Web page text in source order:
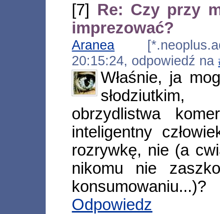
[7] Re: Czy przy
imprezować?
Aranea
20:15:24, odpowiedź na
Właśnie, ja
obrzydlistwa
inteligentny
rozrywkę, nie (a
nikomu nie
konsumowaniu...)?
Odpowiedz